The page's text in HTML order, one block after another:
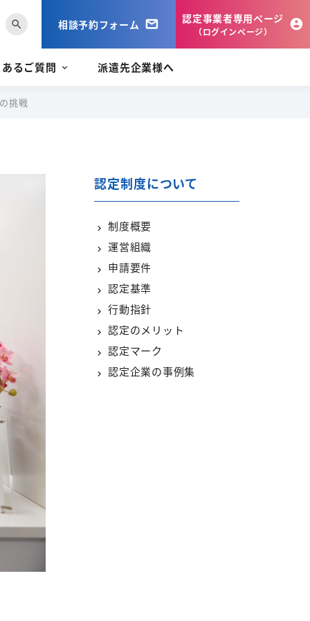
search 相談予約フォーム 認定事業者専用ページ
（ログインページ）
るご質問 派遣先企業様へ
挑戦
認定制度について
制度概要
運営組織
申請要件
認定基準
行動指針
認定のメリット
認定マーク
認定企業の事例集